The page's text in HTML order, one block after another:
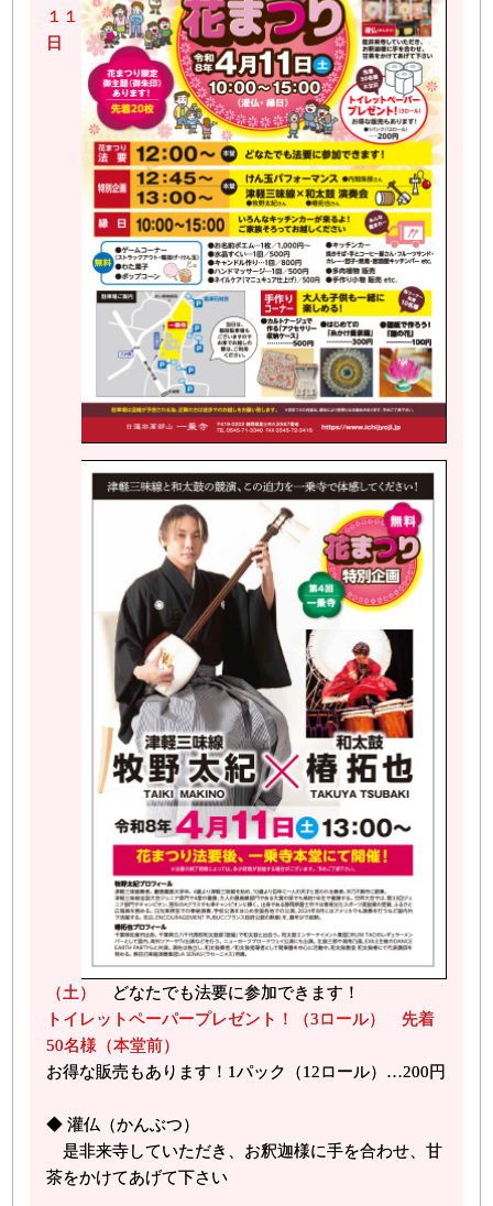
１１
日
（土）
どなたでも法要に参加できます！
トイレットペーパープレゼント！（3ロール） 先着
50名様（本堂前）
お得な販売もあります！1パック（12ロール）…200円
◆ 灌仏（かんぶつ）
是非来寺していただき、お釈迦様に手を合わせ、甘
茶をかけてあげて下さい